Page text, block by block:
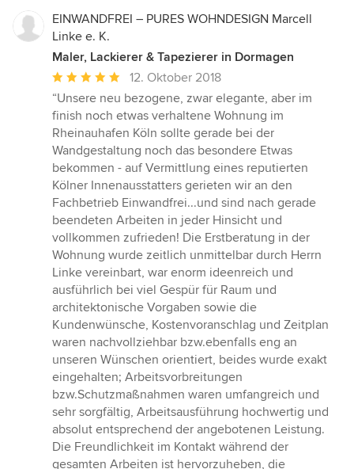
EINWANDFREI – PURES WOHNDESIGN Marcell
Linke e. K.
Maler, Lackierer & Tapezierer in Dormagen
Durchschnittliche
Bewertung:
5
von
5
Sternen
12. Oktober 2018
“Unsere neu bezogene, zwar elegante, aber im
finish noch etwas verhaltene Wohnung im
Rheinauhafen Köln sollte gerade bei der
Wandgestaltung noch das besondere Etwas
bekommen - auf Vermittlung eines reputierten
Kölner Innenausstatters gerieten wir an den
Fachbetrieb Einwandfrei...und sind nach gerade
beendeten Arbeiten in jeder Hinsicht und
vollkommen zufrieden! Die Erstberatung in der
Wohnung wurde zeitlich unmittelbar durch Herrn
Linke vereinbart, war enorm ideenreich und
ausführlich bei viel Gespür für Raum und
architektonische Vorgaben sowie die
Kundenwünsche, Kostenvoranschlag und Zeitplan
waren nachvollziehbar bzw.ebenfalls eng an
unseren Wünschen orientiert, beides wurde exakt
eingehalten; Arbeitsvorbreitungen
bzw.Schutzmaßnahmen waren umfangreich und
sehr sorgfältig, Arbeitsausführung hochwertig und
absolut entsprechend der angebotenen Leistung.
Die Freundlichkeit im Kontakt während der
gesamten Arbeiten ist hervorzuheben, die